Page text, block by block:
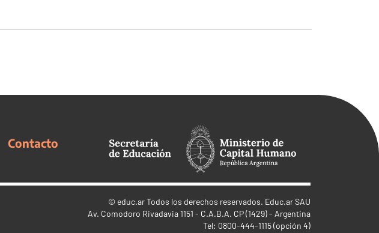
Contacto
© educ.arTodos los derechos reservados. Educ.ar SAU
Av. Comodoro Rivadavia 1151 - C.A.B.A. CP (1429) - Argentina
Tel: 0800-444-1115 (opción 4)